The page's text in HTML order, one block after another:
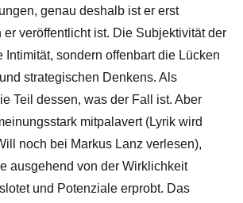
genau deshalb ist er erst
veröffentlicht ist. Die Subjektivität der
Intimität, sondern offenbart die Lücken
strategischen Denkens. Als
Teil dessen, was der Fall ist. Aber
mitpalavert (Lyrik wird
noch bei Markus Lanz verlesen),
ausgehend von der Wirklichkeit
und Potenziale erprobt. Das